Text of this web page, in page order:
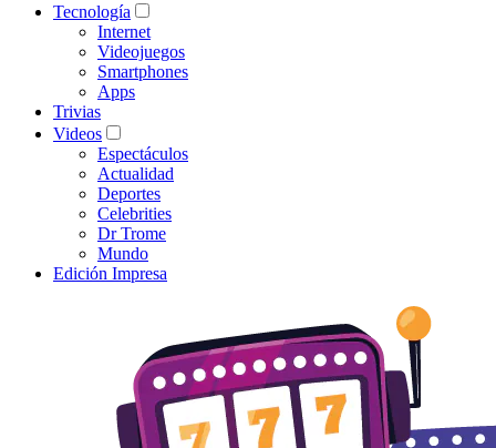
Tecnología
Internet
Videojuegos
Smartphones
Apps
Trivias
Videos
Espectáculos
Actualidad
Deportes
Celebrities
Dr Trome
Mundo
Edición Impresa